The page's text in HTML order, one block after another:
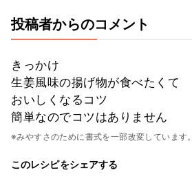
投稿者からのコメント
きっかけ
生姜風味の揚げ物が食べたくて
おいしくなるコツ
簡単なのでコツはありません
※みやすさのために書式を一部改変しています。
このレシピをシェアする